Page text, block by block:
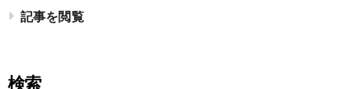
記事を閲覧
検索